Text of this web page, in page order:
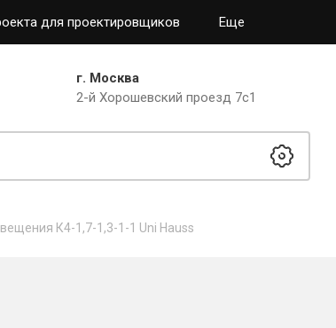
для проектировщиков Еще
г. Москва
2-й Хорошевский проезд 7с1
К4-1,7-1,3-1-1 Uni Hauss